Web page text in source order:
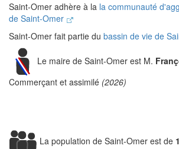
Saint-Omer adhère à la la communauté
de Saint-Omer
Saint-Omer fait partie du bassin de vie de
Le maire de Saint-Omer est M.
Commerçant et assimilé (2026)
La population de Saint-Omer est de